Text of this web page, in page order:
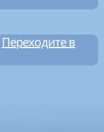
Переходите в